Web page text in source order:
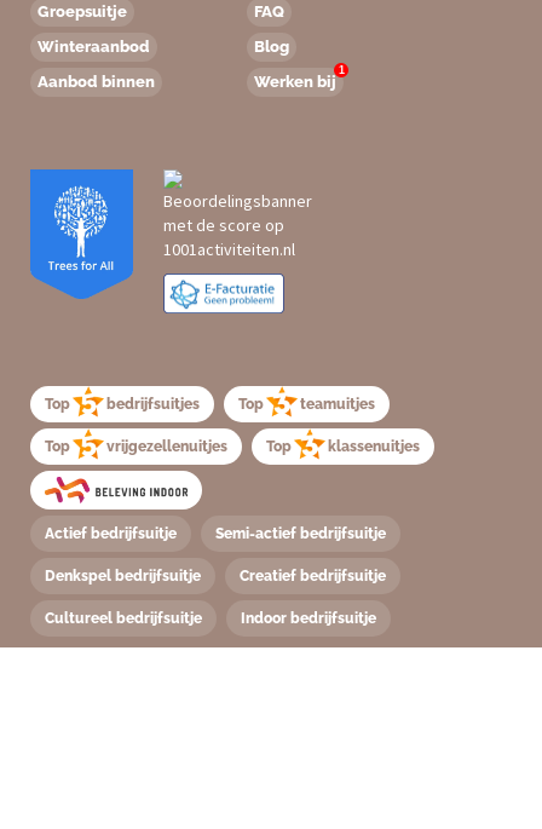
Groepsuitje
Winteraanbod
Aanbod binnen
FAQ
Blog
Werken bij
1
Top bedrijfsuitjes Top teamuitjes
Top vrijgezellenuitjes Top klassenuitjes
Actief bedrijfsuitje Semi-actief bedrijfsuitje
Denkspel bedrijfsuitje Creatief bedrijfsuitje
Cultureel bedrijfsuitje Indoor bedrijfsuitje